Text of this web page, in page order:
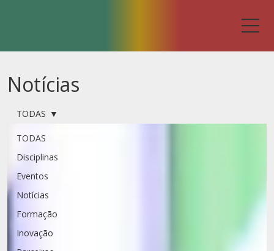
Notícias
TODAS
Disciplinas
Eventos
Notícias
Formação
Inovação
TODAS